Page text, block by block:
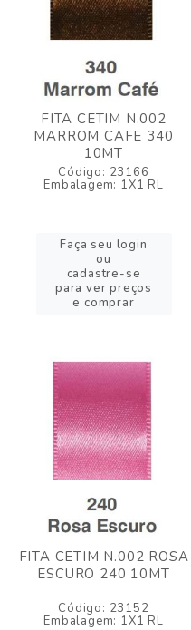
FITA CETIM N.002
MARROM CAFE 340
10MT
Código: 23166
Embalagem: 1X1 RL
Faça seu login
ou
cadastre-se
para ver preços
e comprar
FITA CETIM N.002 ROSA
ESCURO 240 10MT
Código: 23152
Embalagem: 1X1 RL